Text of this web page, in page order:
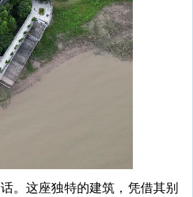
。这座独特的建筑，凭借其别